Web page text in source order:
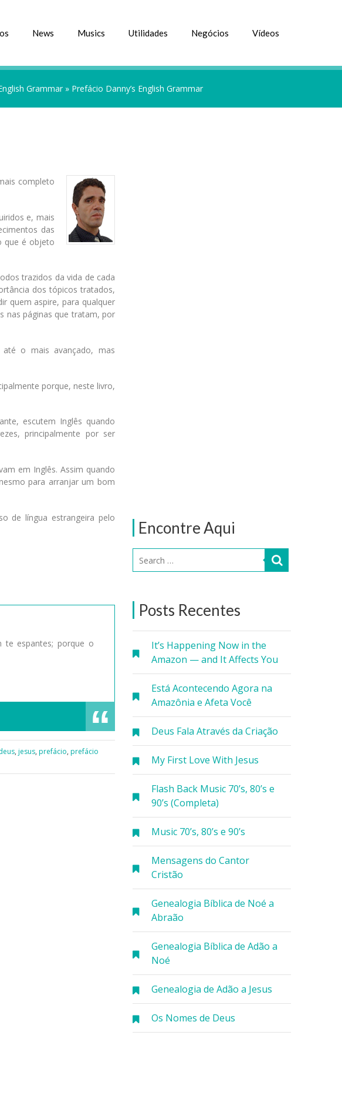
News Musics Utilidades Negócios Vídeos
Grammar» Prefácio Danny’s English Grammar
Encontre Aqui
Posts Recentes
It’s Happening Now in the
Amazon — and It Affects You
Está Acontecendo Agora na
Amazônia e Afeta Você
Deus Fala Através da Criação
My First Love With Jesus
Flash Back Music 70’s, 80’s e
90’s (Completa)
Music 70’s, 80’s e 90’s
Mensagens do Cantor
Cristão
Genealogia Bíblica de Noé a
Abraão
Genealogia Bíblica de Adão a
Noé
Genealogia de Adão a Jesus
Os Nomes de Deus
completo
e, mais
das
que é objeto
trazidos da vida de cada
dos tópicos tratados,
quem aspire, para qualquer
nas páginas que tratam, por
o mais avançado, mas
porque, neste livro,
escutem Inglês quando
principalmente por ser
em Inglês. Assim quando
para arranjar um bom
de língua estrangeira pelo
espantes; porque o
, jesus, prefácio, prefácio